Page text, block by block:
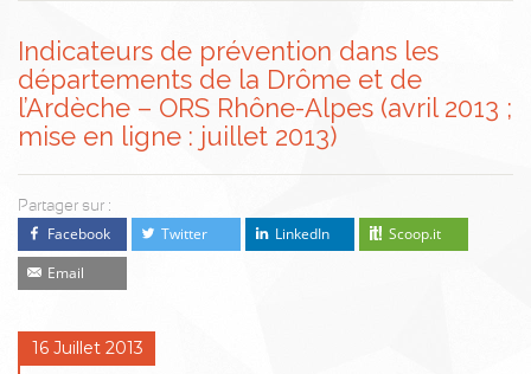
Indicateurs de prévention dans les
départements de la Drôme et de
l’Ardèche – ORS Rhône-Alpes (avril 2013 ;
mise en ligne : juillet 2013)
Partager sur :
Facebook Twitter LinkedIn
Scoop.it
Email
16 Juillet 2013